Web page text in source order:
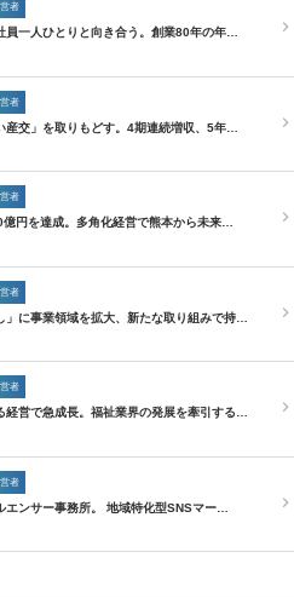
者
員一人ひとりと向き合う。創業80年の年…
者
産交」を取りもどす。4期連続増収、5年…
者
円を達成。多角化経営で熊本から未来…
者
」に事業領域を拡大、新たな取り組みで持…
者
経営で急成長。福祉業界の発展を牽引する…
者
エンサー事務所。 地域特化型SNSマー…